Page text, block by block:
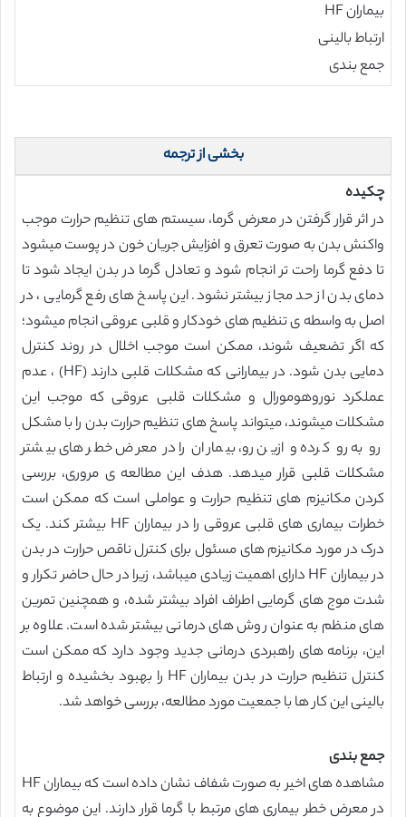
بیماران HF
ارتباط بالینی
جمع بندی
بخشی از ترجمه
چکیده
در اثر قرار گرفتن در معرض گرما، سیستم های تنظیم حرارت موجب
واکنش بدن به صورت تعرق و افزایش جریان خون در پوست میشود
تا دفع گرما راحت تر انجام شود و تعادل گرما در بدن ایجاد شود تا
دمای بدن از حد مجاز بیشتر نشود. این پاسخ های رفع گرمایی ، در
اصل به واسطه ی تنظیم های خودکار و قلبی عروقی انجام میشود؛
که اگر تضعیف شوند، ممکن است موجب اخلال در روند کنترل
دمایی بدن شود. در بیمارانی که مشکلات قلبی دارند (HF) ، عدم
عملکرد نوروهومورال و مشکلات قلبی عروقی که موجب این
مشکلات میشوند، میتواند پاسخ های تنظیم حرارت بدن را با مشکل
رو به رو کرده و ازین رو، بیماران را در معرض خطر های بیشتر
مشکلات قلبی قرار میدهد. هدف این مطالعه ی مروری، بررسی
کردن مکانیزم های تنظیم حرارت و عواملی است که ممکن است
خطرات بیماری های قلبی عروقی را در بیماران HF بیشتر کند. یک
درک در مورد مکانیزم های مسئول برای کنترل ناقص حرارت در بدن
در بیماران HF دارای اهمیت زیادی میباشد، زیرا در حال حاضر تکرار و
شدت موج های گرمایی اطراف افراد بیشتر شده، و همچنین تمرین
های منظم به عنوان روش های درمانی بیشتر شده است. علاوه بر
این، برنامه های راهبردی درمانی جدید وجود دارد که ممکن است
کنترل تنظیم حرارت در بدن بیماران HF را بهبود بخشیده و ارتباط
بالینی این کار ها با جمعیت مورد مطالعه، بررسی خواهد شد.
جمع بندی
مشاهده های اخیر به صورت شفاف نشان داده است که بیماران HF
در معرض خطر بیماری های مرتبط با گرما قرار دارند. این موضوع به